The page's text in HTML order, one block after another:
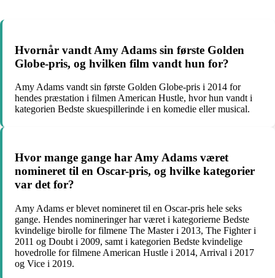
Hvornår vandt Amy Adams sin første Golden
Globe-pris, og hvilken film vandt hun for?
Amy Adams vandt sin første Golden Globe-pris i 2014 for
hendes præstation i filmen American Hustle, hvor hun vandt i
kategorien Bedste skuespillerinde i en komedie eller musical.
Hvor mange gange har Amy Adams været
nomineret til en Oscar-pris, og hvilke kategorier
var det for?
Amy Adams er blevet nomineret til en Oscar-pris hele seks
gange. Hendes nomineringer har været i kategorierne Bedste
kvindelige birolle for filmene The Master i 2013, The Fighter i
2011 og Doubt i 2009, samt i kategorien Bedste kvindelige
hovedrolle for filmene American Hustle i 2014, Arrival i 2017
og Vice i 2019.